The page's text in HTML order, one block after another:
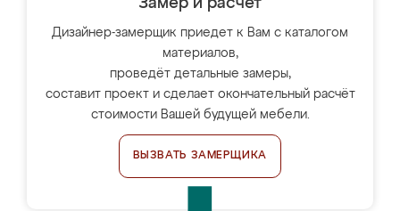
Замер и расчет
Дизайнер-замерщик приедет к Вам с каталогом
материалов,
проведёт детальные замеры,
составит проект и сделает окончательный расчёт
стоимости Вашей будущей мебели.
ВЫЗВАТЬ ЗАМЕРЩИКА